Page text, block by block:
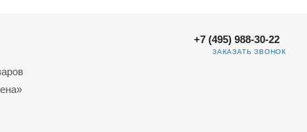
+7 (495) 988-30-22
ЗАКАЗАТЬ ЗВОНОК